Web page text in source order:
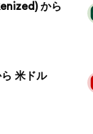
から
米ドル